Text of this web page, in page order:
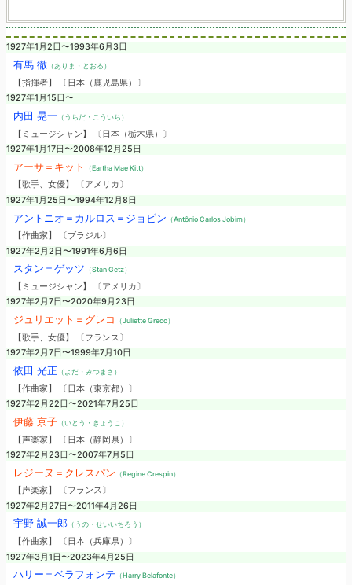
1927年1月2日〜1993年6月3日
有馬 徹（ありま・とおる）
【指揮者】 〔日本（鹿児島県）〕
1927年1月15日〜
内田 晃一（うちだ・こういち）
【ミュージシャン】 〔日本（栃木県）〕
1927年1月17日〜2008年12月25日
アーサ＝キット （Eartha Mae Kitt）
【歌手、女優】 〔アメリカ〕
1927年1月25日〜1994年12月8日
アントニオ＝カルロス＝ジョビン （Antônio Carlos Jobim）
【作曲家】 〔ブラジル〕
1927年2月2日〜1991年6月6日
スタン＝ゲッツ （Stan Getz）
【ミュージシャン】 〔アメリカ〕
1927年2月7日〜2020年9月23日
ジュリエット＝グレコ （Juliette Greco）
【歌手、女優】 〔フランス〕
1927年2月7日〜1999年7月10日
依田 光正 （よだ・みつまさ）
【作曲家】 〔日本（東京都）〕
1927年2月22日〜2021年7月25日
伊藤 京子（いとう・きょうこ）
【声楽家】 〔日本（静岡県）〕
1927年2月23日〜2007年7月5日
レジーヌ＝クレスパン （Regine Crespin）
【声楽家】 〔フランス〕
1927年2月27日〜2011年4月26日
宇野 誠一郎（うの・せいいちろう）
【作曲家】 〔日本（兵庫県）〕
1927年3月1日〜2023年4月25日
ハリー＝ベラフォンテ （Harry Belafonte）